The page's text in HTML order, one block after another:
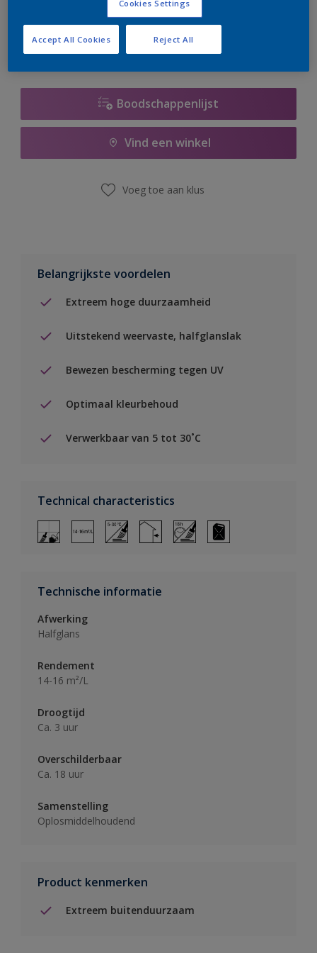
er hard aan om de voorraad aan te vullen.
Boodschappenlijst
Vind een winkel
Voeg toe aan klus
Belangrijkste voordelen
Extreem hoge duurzaamheid
Uitstekend weervaste, halfglanslak
Bewezen bescherming tegen UV
Optimaal kleurbehoud
Verwerkbaar van 5 tot 30˚C
Technical characteristics
Technische informatie
Afwerking
Halfglans
Rendement
14-16 m²/L
Droogtijd
Ca. 3 uur
Overschilderbaar
Ca. 18 uur
Samenstelling
Oplosmiddelhoudend
Product kenmerken
Extreem buitenduurzaam
Cookies Settings
Reject All
Accept All Cookies